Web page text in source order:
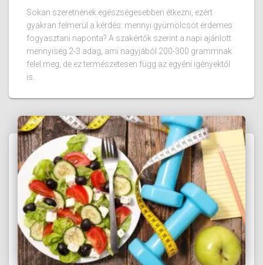
Sokan szeretnének egészségesebben étkezni, ezért
gyakran felmerül a kérdés: mennyi gyümölcsöt érdemes
fogyasztani naponta? A szakértők szerint a napi ajánlott
mennyiség 2-3 adag, ami nagyjából 200-300 grammnak
felel meg, de ez természetesen függ az egyéni igényektől
is.